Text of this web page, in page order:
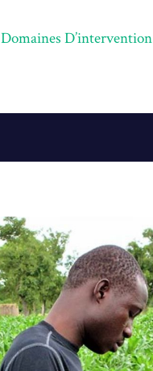
Domaines D’intervention